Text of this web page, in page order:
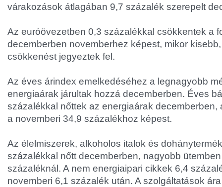
várakozások átlagában 9,7 százalék szerepelt
Az euróövezetben 0,3 százalékkal csökkentek a
decemberben novemberhez képest, mikor
csökkenést jegyeztek fel.
Az éves árindex emelkedéséhez a legnagyobb
energiaárak járultak hozzá decemberben. Éves
százalékkal nőttek az energiaárak decemberben,
a novemberi 34,9 százalékhoz képest.
Az élelmiszerek, alkoholos italok és
százalékkal nőtt decemberben, nagyobb
százaléknál. A nem energiaipari cikkek 6,4
novemberi 6,1 százalék után. A szolgáltatások